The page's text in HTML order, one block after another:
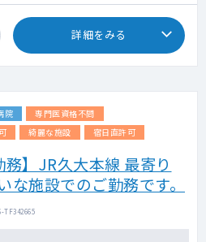
詳細をみる
院
専門医資格不問
綺麗な施設 宿日直許可
】JR久大本線 最寄り
な施設でのご勤務です。
TF342665